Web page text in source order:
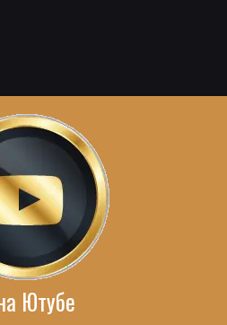
Ютубе